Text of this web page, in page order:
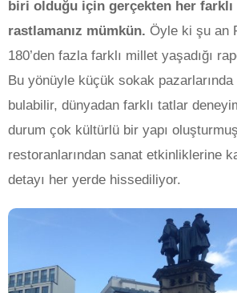
biri olduğu için gerçekten her
rastlamanız mümkün. Öyle ki şu an
180’den fazla farklı millet yaşadığı
Bu yönüyle küçük sokak
bulabilir, dünyadan farklı tatlar
durum çok kültürlü bir yapı
restoranlarından sanat etkinliklerine
detayı her yerde hissediliyor.